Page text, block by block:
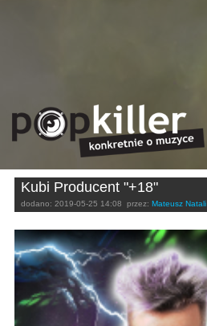
Kubi Producent "+18"
dodano: 2019-05-25 14:08 przez: Mateusz Natali